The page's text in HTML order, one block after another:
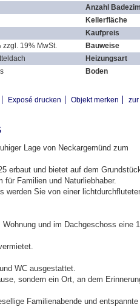
Anzahl
Kellerfläche
Kaufpreis
zzgl. 19% MwSt.
Bauweise
Heizungsart
Boden
Exposé drucken Objekt merken
Lage von Neckargemünd zum
erbaut und bietet auf dem
für Familien und Naturliebhaber.
werden Sie von einer
und im Dachgeschoss eine
WC ausgestattet.
sondern ein Ort, an dem
Familienabende und entspannte